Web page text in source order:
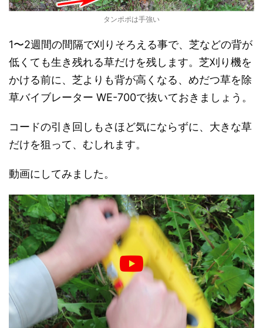
タンポポは手強い
1〜2週間の間隔で刈りそろえる事で、芝などの背が
低くても生き残れる草だけを残します。芝刈り機を
かける前に、芝よりも背が高くなる、めだつ草を除
草バイブレーター WE-700で抜いておきましょう。
コードの引き回しもさほど気にならずに、大きな草
だけを狙って、むしれます。
動画にしてみました。